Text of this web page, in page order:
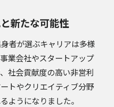
新たな可能性
者が選ぶキャリアは多様
業会社やスタートアップ
社会貢献度の高い非営利
トやクリエイティブ分野
ようになりました。